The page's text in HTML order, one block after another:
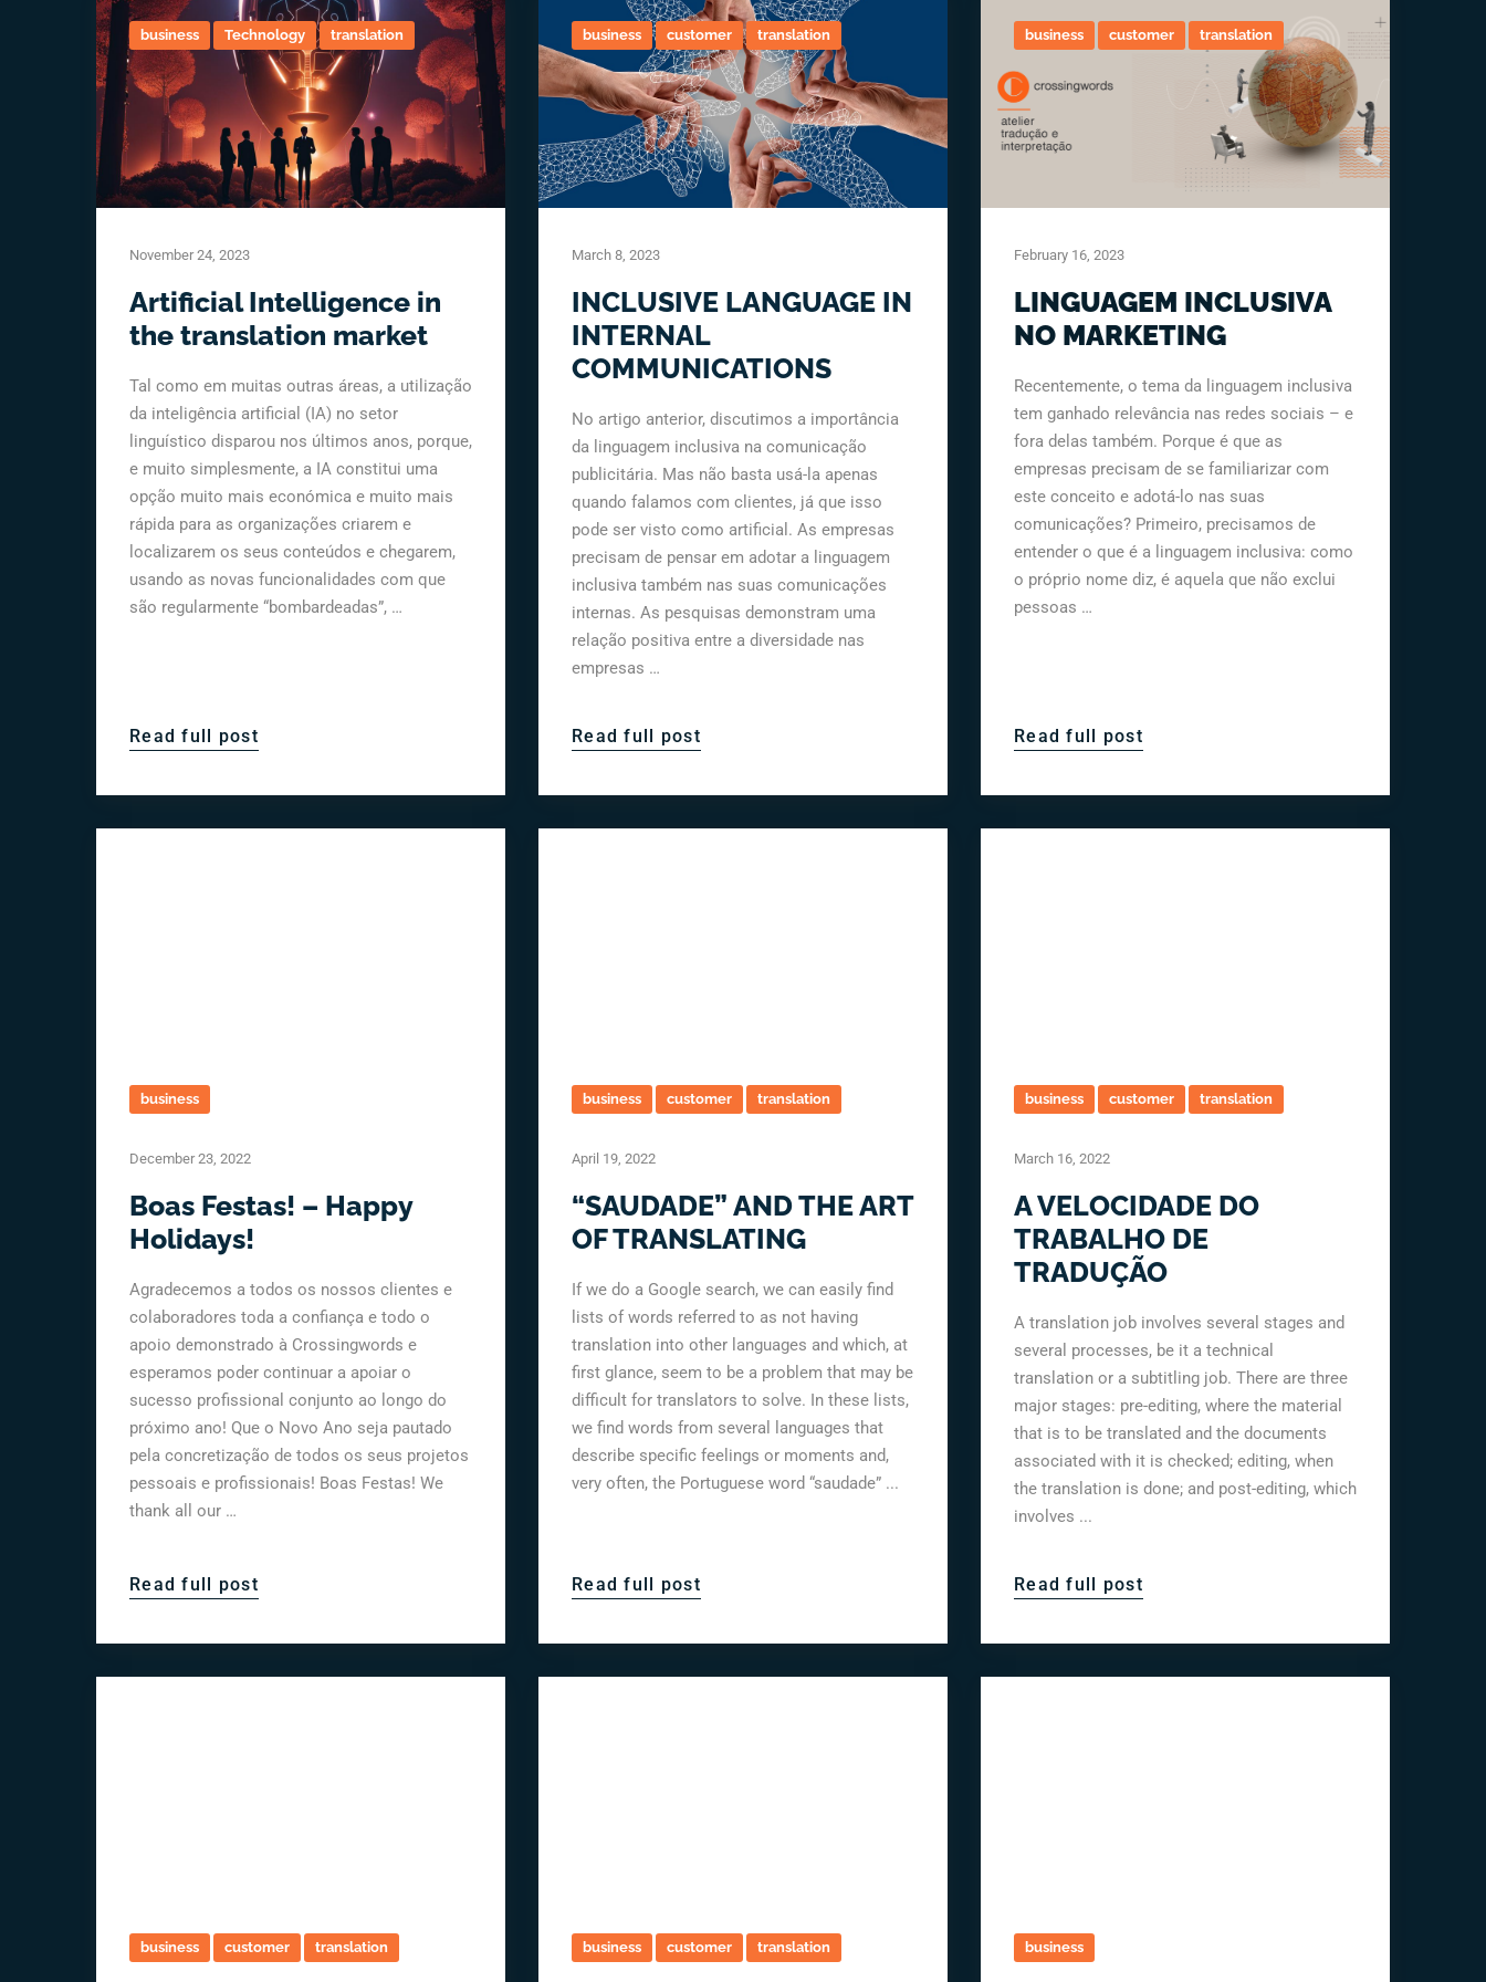
business Technology translation
November 24, 2023
Artificial Intelligence in
the translation market
Tal como em muitas outras áreas, a utilização
da inteligência artificial (IA) no setor
linguístico disparou nos últimos anos, porque,
e muito simplesmente, a IA constitui uma
opção muito mais económica e muito mais
rápida para as organizações criarem e
localizarem os seus conteúdos e chegarem,
usando as novas funcionalidades com que
são regularmente “bombardeadas”, …
Read full post
business customer translation
March 8, 2023
INCLUSIVE LANGUAGE IN
INTERNAL
COMMUNICATIONS
No artigo anterior, discutimos a importância
da linguagem inclusiva na comunicação
publicitária. Mas não basta usá-la apenas
quando falamos com clientes, já que isso
pode ser visto como artificial. As empresas
precisam de pensar em adotar a linguagem
inclusiva também nas suas comunicações
internas. As pesquisas demonstram uma
relação positiva entre a diversidade nas
empresas …
Read full post
business customer translation
February 16, 2023
LINGUAGEM INCLUSIVA
NO MARKETING
Recentemente, o tema da linguagem inclusiva
tem ganhado relevância nas redes sociais – e
fora delas também. Porque é que as
empresas precisam de se familiarizar com
este conceito e adotá-lo nas suas
comunicações? Primeiro, precisamos de
entender o que é a linguagem inclusiva: como
o próprio nome diz, é aquela que não exclui
pessoas …
Read full post
business
December 23, 2022
Boas Festas! – Happy
Holidays!
Agradecemos a todos os nossos clientes e
colaboradores toda a confiança e todo o
apoio demonstrado à Crossingwords e
esperamos poder continuar a apoiar o
sucesso profissional conjunto ao longo do
próximo ano! Que o Novo Ano seja pautado
pela concretização de todos os seus projetos
pessoais e profissionais! Boas Festas! We
thank all our …
Read full post
business customer translation
April 19, 2022
“SAUDADE” AND THE ART
OF TRANSLATING
If we do a Google search, we can easily find
lists of words referred to as not having
translation into other languages and which, at
first glance, seem to be a problem that may be
difficult for translators to solve. In these lists,
we find words from several languages that
describe specific feelings or moments and,
very often, the Portuguese word “saudade” ...
Read full post
business customer translation
March 16, 2022
A VELOCIDADE DO
TRABALHO DE
TRADUÇÃO
A translation job involves several stages and
several processes, be it a technical
translation or a subtitling job. There are three
major stages: pre-editing, where the material
that is to be translated and the documents
associated with it is checked; editing, when
the translation is done; and post-editing, which
involves ...
Read full post
business customer translation business customer translation business